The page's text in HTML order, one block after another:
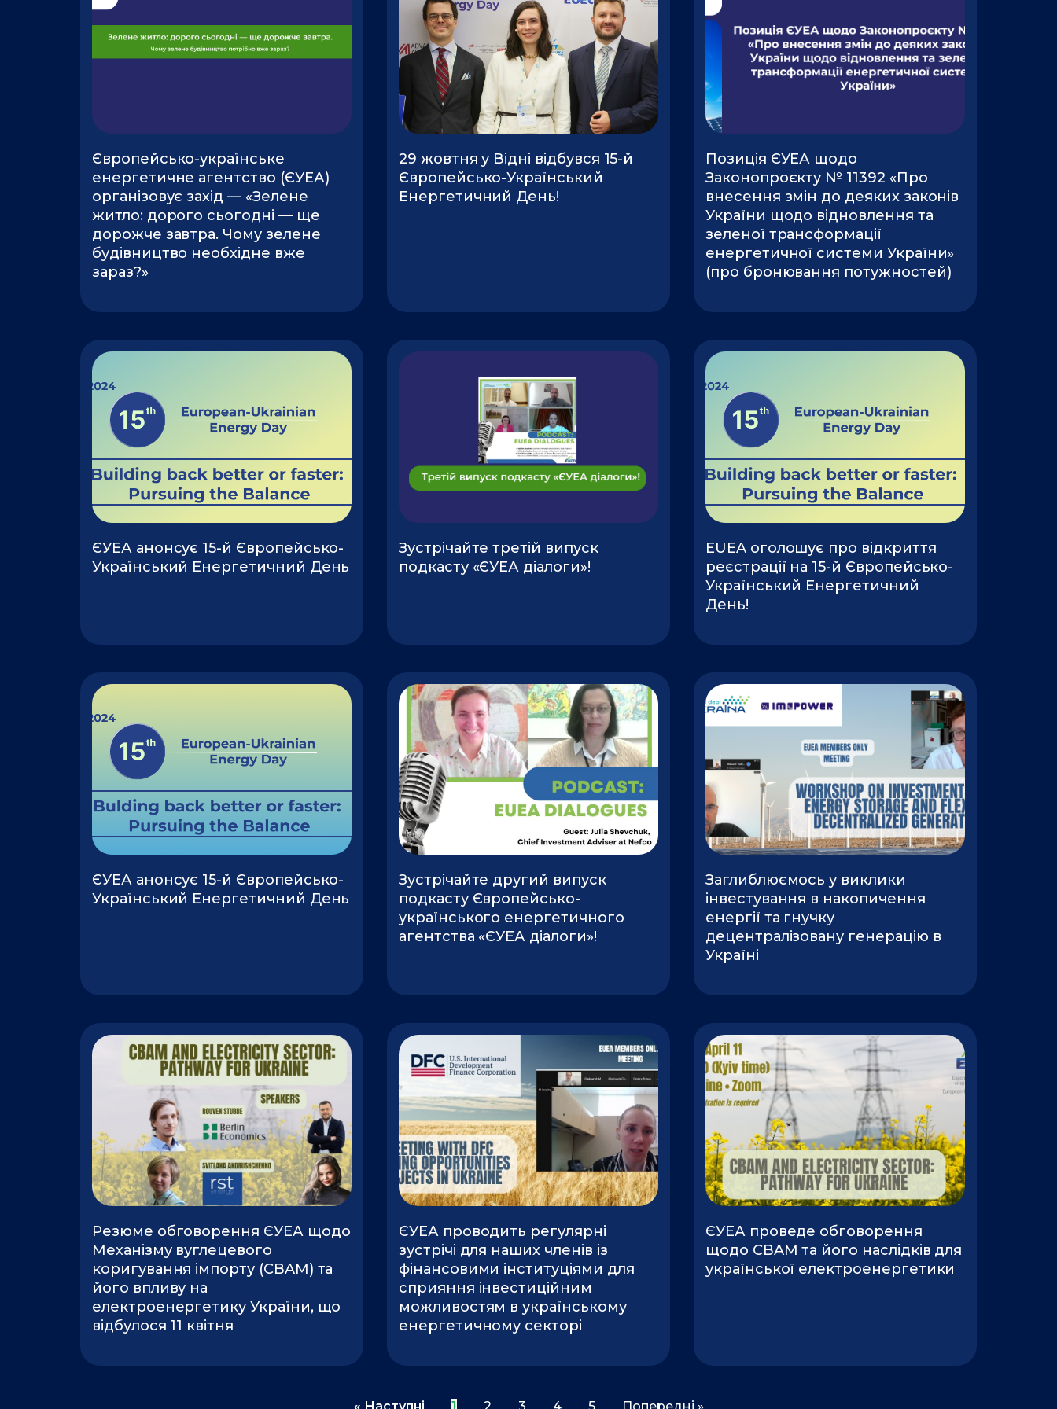
Європейсько-українське
енергетичне агентство (ЄУЕА)
організовує захід — «Зелене
житло: дорого сьогодні — ще
дорожче завтра. Чому зелене
будівництво необхідне вже
зараз?»
29 жовтня у Відні відбувся 15-й
Європейсько-Український
Енергетичний День!
Позиція ЄУЕА щодо
Законопроєкту № 11392 «Про
внесення змін до деяких законів
України щодо відновлення та
зеленої трансформації
енергетичної системи України»
(про бронювання потужностей)
ЄУЕА анонсує 15-й Європейсько-
Український Енергетичний День
Зустрічайте третій випуск
подкасту «ЄУЕА діалоги»!
EUEA оголошує про відкриття
реєстрації на 15-й Європейсько-
Український Енергетичний
День!
ЄУЕА анонсує 15-й Європейсько-
Український Енергетичний День
Зустрічайте другий випуск
подкасту Європейсько-
українського енергетичного
агентства «ЄУЕА діалоги»!
Заглиблюємось у виклики
інвестування в накопичення
енергії та гнучку
децентралізовану генерацію в
Україні
Резюме обговорення ЄУЕА щодо
Механізму вуглецевого
коригування імпорту (CBAM) та
його впливу на
електроенергетику України, що
відбулося 11 квітня
ЄУЕА проводить регулярні
зустрічі для наших членів із
фінансовими інституціями для
сприяння інвестиційним
можливостям в українському
енергетичному секторі
ЄУЕА проведе обговорення
щодо CBAM та його наслідків для
української електроенергетики
e
e
e